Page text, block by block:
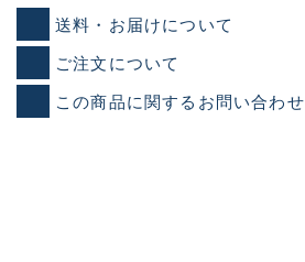
送料・お届けについて
ご注文について
この商品に関するお問い合わせ